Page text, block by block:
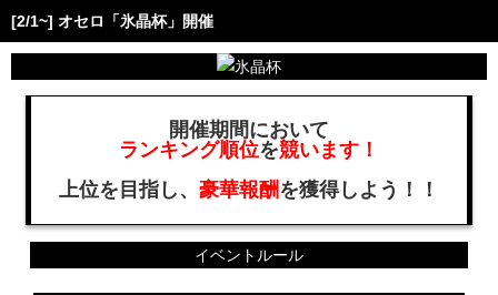
[2/1~] オセロ「氷晶杯」開催
開催期間において
ランキング順位を競います！
上位を目指し、 豪華報酬 を獲得しよう！！
イベントルール